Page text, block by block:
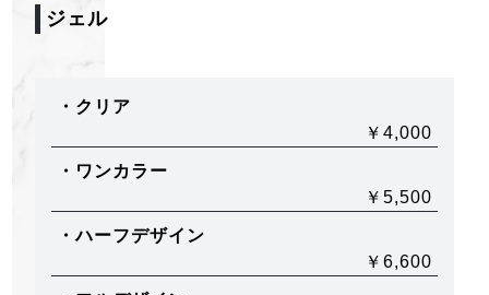
ジェル
・クリア
￥4,000
・ワンカラー
￥5,500
・ハーフデザイン
￥6,600